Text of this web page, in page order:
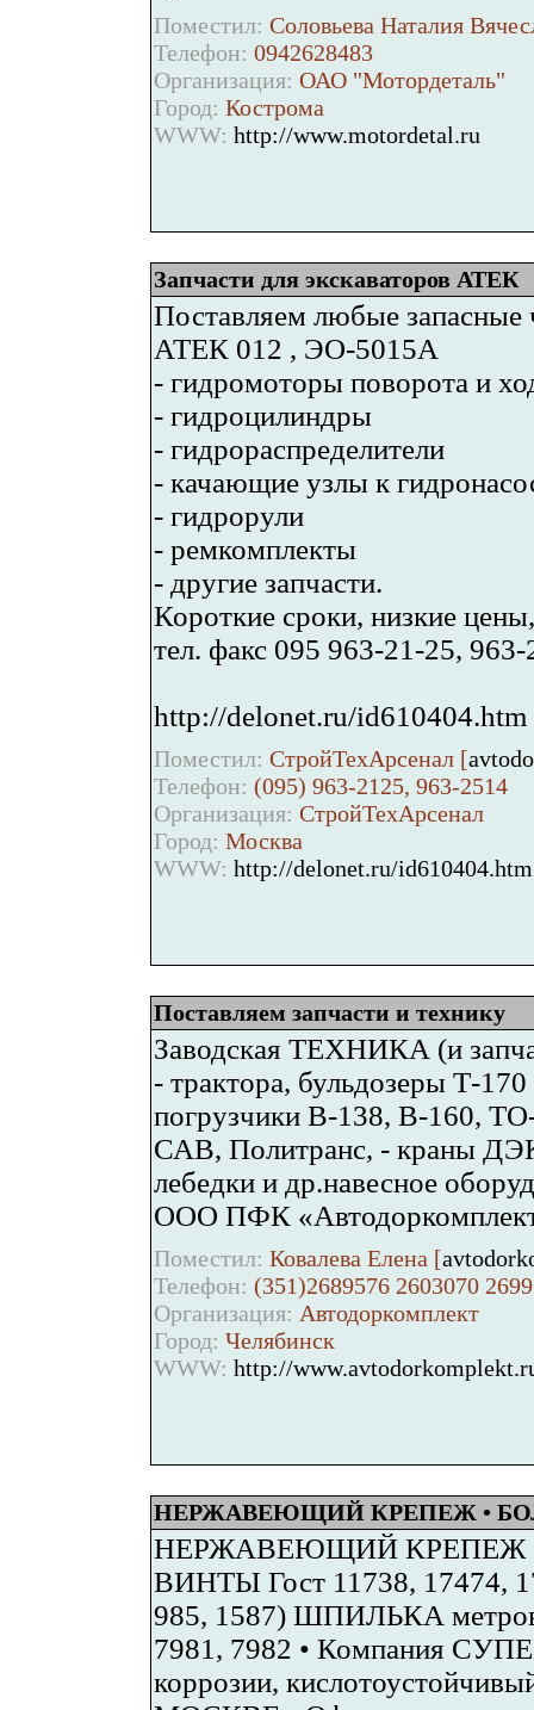
Поместил: Соловьева Наталия
Телефон: 0942628483
Организация: ОАО "Мотордеталь"
Город: Кострома
WWW: http://www.motordetal.ru
Запчасти для экскаваторов АТЕК
Поставляем любые
АТЕК 012 , ЭО-5015А
- гидромоторы поворота и
- гидроцилиндры
- гидрораспределители
- качающие узлы к
- гидрорули
- ремкомплекты
- другие запчасти.
Короткие сроки, низкие
тел. факс 095 963-21-25,
http://delonet.ru/id610404.htm
Поместил: СтройТехАрсенал [
Телефон: (095) 963-2125, 963-2514
Организация: СтройТехАрсенал
Город: Москва
WWW: http://delonet.ru/id610404.htm
Поставляем запчасти и технику
Заводская ТЕХНИКА (и
- трактора, бульдозеры Т-
погрузчики В-138, В-160,
САВ, Политранс, - краны
лебедки и др.навесное
ООО ПФК
Поместил: Ковалева Елена [
Телефон: (351)2689576 2603070
Организация: Автодоркомплект
Город: Челябинск
WWW: http://
НЕРЖАВЕЮЩИЙ КРЕПЕЖ •
НЕРЖАВЕЮЩИЙ КРЕПЕЖ •
ВИНТЫ Гост 11738, 17474,
985, 1587) ШПИЛЬКА
7981, 7982 • Компания
коррозии,